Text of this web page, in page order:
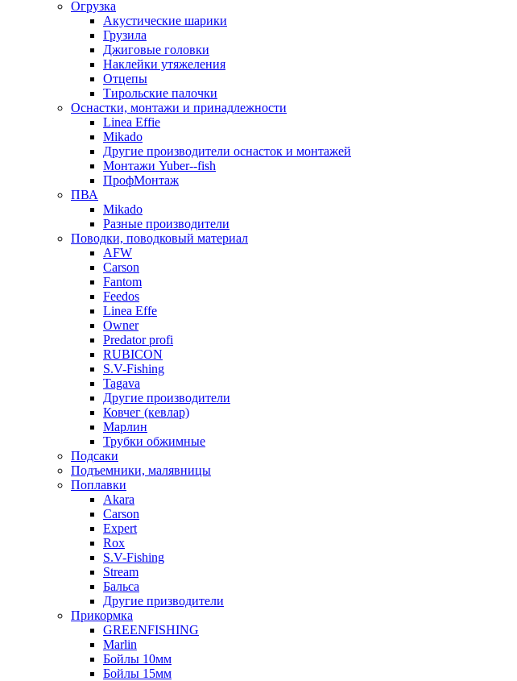
Огрузка
Акустические шарики
Грузила
Джиговые головки
Наклейки утяжеления
Отцепы
Тирольские палочки
Оснастки, монтажи и принадлежности
Linea Effie
Mikado
Другие производители оснасток и монтажей
Монтажи Yuber--fish
ПрофМонтаж
ПВА
Mikado
Разные производители
Поводки, поводковый материал
AFW
Carson
Fantom
Feedos
Linea Effe
Owner
Predator profi
RUBICON
S.V-Fishing
Tagava
Другие производители
Ковчег (кевлар)
Марлин
Трубки обжимные
Подсаки
Подъемники, малявницы
Поплавки
Akara
Carson
Expert
Rox
S.V-Fishing
Stream
Бальса
Другие призводители
Прикормка
GREENFISHING
Marlin
Бойлы 10мм
Бойлы 15мм